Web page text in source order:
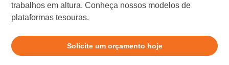
trabalhos em altura. Conheça nossos modelos de
plataformas tesouras.
Solicite um orçamento hoje